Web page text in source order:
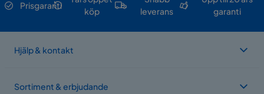
Prisgaranti
köp
leverans
garanti
Hjälp & kontakt
Sortiment & erbjudande